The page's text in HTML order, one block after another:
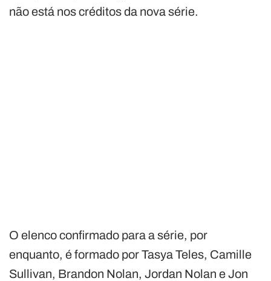
não está nos créditos da nova série.
O elenco confirmado para a série, por
enquanto, é formado por Tasya Teles, Camille
Sullivan, Brandon Nolan, Jordan Nolan e Jon